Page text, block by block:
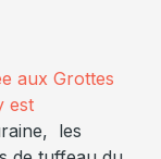
aux Grottes
est
les